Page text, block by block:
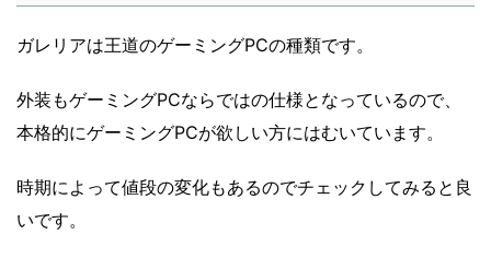
ガレリアは王道のゲーミングPCの種類です。
外装もゲーミングPCならではの仕様となっているので、
本格的にゲーミングPCが欲しい方にはむいています。
時期によって値段の変化もあるのでチェックしてみると良
いです。